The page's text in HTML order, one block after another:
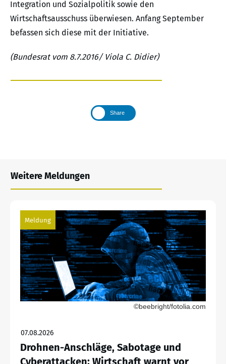
Integration und Sozialpolitik sowie den
Wirtschaftsausschuss überwiesen. Anfang September
befassen sich diese mit der Initiative.
(Bundesrat vom 8.7.2016/ Viola C. Didier)
Share
Weitere Meldungen
Meldung
©beebright/fotolia.com
07.08.2026
Drohnen-Anschläge, Sabotage und
Cyberattacken: Wirtschaft warnt vor